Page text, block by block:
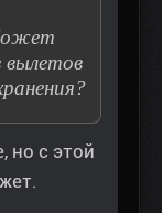
но с этой